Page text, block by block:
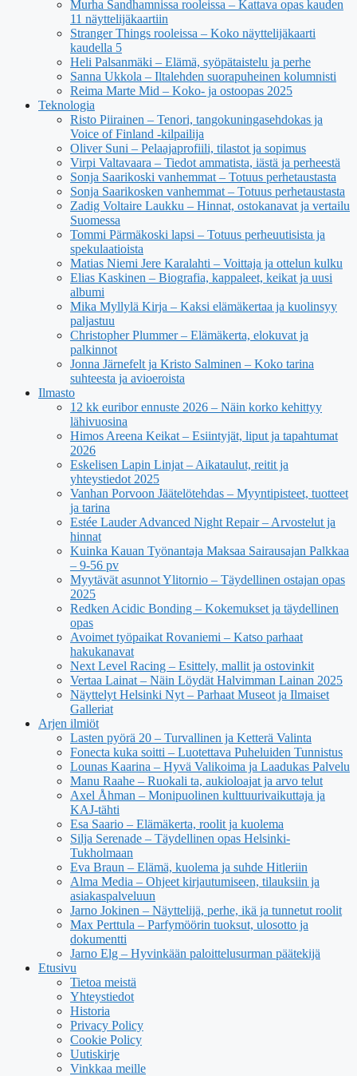
Murha Sandhamnissa rooleissa – Kattava opas kauden
11 näyttelijäkaartiin
Stranger Things rooleissa – Koko näyttelijäkaarti
kaudella 5
Heli Palsanmäki – Elämä, syöpätaistelu ja perhe
Sanna Ukkola – Iltalehden suorapuheinen kolumnisti
Reima Marte Mid – Koko- ja ostoopas 2025
Teknologia
Risto Piirainen – Tenori, tangokuningasehdokas ja
Voice of Finland -kilpailija
Oliver Suni – Pelaajaprofiili, tilastot ja sopimus
Virpi Valtavaara – Tiedot ammatista, iästä ja perheestä
Sonja Saarikoski vanhemmat – Totuus perhetaustasta
Sonja Saarikosken vanhemmat – Totuus perhetaustasta
Zadig Voltaire Laukku – Hinnat, ostokanavat ja vertailu
Suomessa
Tommi Pärmäkoski lapsi – Totuus perheuutisista ja
spekulaatioista
Matias Niemi Jere Karalahti – Voittaja ja ottelun kulku
Elias Kaskinen – Biografia, kappaleet, keikat ja uusi
albumi
Mika Myllylä Kirja – Kaksi elämäkertaa ja kuolinsyy
paljastuu
Christopher Plummer – Elämäkerta, elokuvat ja
palkinnot
Jonna Järnefelt ja Kristo Salminen – Koko tarina
suhteesta ja avioeroista
Ilmasto
12 kk euribor ennuste 2026 – Näin korko kehittyy
lähivuosina
Himos Areena Keikat – Esiintyjät, liput ja tapahtumat
2026
Eskelisen Lapin Linjat – Aikataulut, reitit ja
yhteystiedot 2025
Vanhan Porvoon Jäätelötehdas – Myyntipisteet, tuotteet
ja tarina
Estée Lauder Advanced Night Repair – Arvostelut ja
hinnat
Kuinka Kauan Työnantaja Maksaa Sairausajan Palkkaa
– 9-56 pv
Myytävät asunnot Ylitornio – Täydellinen ostajan opas
2025
Redken Acidic Bonding – Kokemukset ja täydellinen
opas
Avoimet työpaikat Rovaniemi – Katso parhaat
hakukanavat
Next Level Racing – Esittely, mallit ja ostovinkit
Vertaa Lainat – Näin Löydät Halvimman Lainan 2025
Näyttelyt Helsinki Nyt – Parhaat Museot ja Ilmaiset
Galleriat
Arjen ilmiöt
Lasten pyörä 20 – Turvallinen ja Ketterä Valinta
Fonecta kuka soitti – Luotettava Puheluiden Tunnistus
Lounas Kaarina – Hyvä Valikoima ja Laadukas Palvelu
Manu Raahe – Ruokali ta, aukioloajat ja arvo telut
Axel Åhman – Monipuolinen kulttuurivaikuttaja ja
KAJ-tähti
Esa Saario – Elämäkerta, roolit ja kuolema
Silja Serenade – Täydellinen opas Helsinki-
Tukholmaan
Eva Braun – Elämä, kuolema ja suhde Hitleriin
Alma Media – Ohjeet kirjautumiseen, tilauksiin ja
asiakaspalveluun
Jarno Jokinen – Näyttelijä, perhe, ikä ja tunnetut roolit
Max Perttula – Parfymöörin tuoksut, ulosotto ja
dokumentti
Jarno Elg – Hyvinkään paloittelusurman päätekijä
Etusivu
Tietoa meistä
Yhteystiedot
Historia
Privacy Policy
Cookie Policy
Uutiskirje
Vinkkaa meille